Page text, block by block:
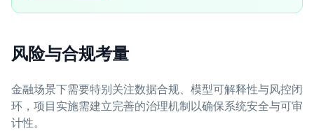
风险与合规考量
金融场景下需要特别关注数据合规、模型可解释性与风控闭
环，项目实施需建立完善的治理机制以确保系统安全与可审
计性。